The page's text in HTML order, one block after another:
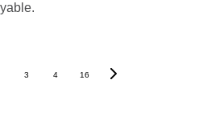
3 4 16